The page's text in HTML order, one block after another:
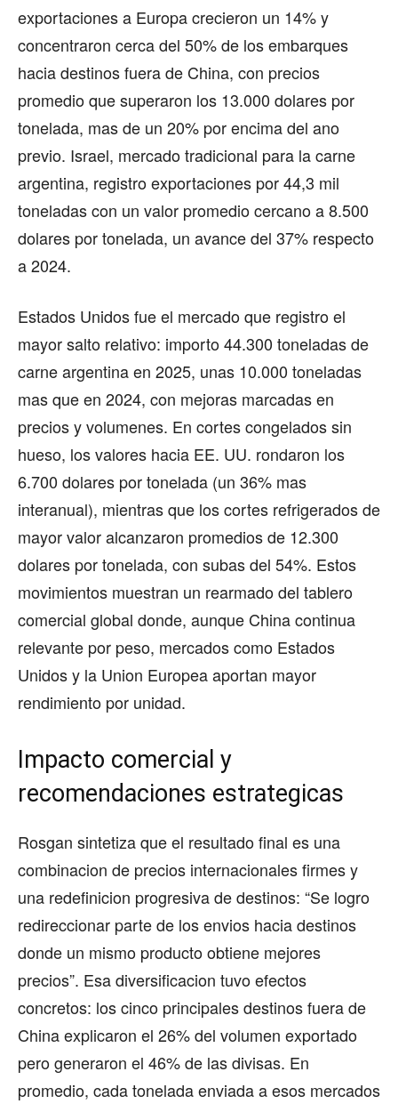
exportaciones a Europa crecieron un 14% y
concentraron cerca del 50% de los embarques
hacia destinos fuera de China, con precios
promedio que superaron los 13.000 dolares por
tonelada, mas de un 20% por encima del ano
previo. Israel, mercado tradicional para la carne
argentina, registro exportaciones por 44,3 mil
toneladas con un valor promedio cercano a 8.500
dolares por tonelada, un avance del 37% respecto
a 2024.
Estados Unidos fue el mercado que registro el
mayor salto relativo: importo 44.300 toneladas de
carne argentina en 2025, unas 10.000 toneladas
mas que en 2024, con mejoras marcadas en
precios y volumenes. En cortes congelados sin
hueso, los valores hacia EE. UU. rondaron los
6.700 dolares por tonelada (un 36% mas
interanual), mientras que los cortes refrigerados de
mayor valor alcanzaron promedios de 12.300
dolares por tonelada, con subas del 54%. Estos
movimientos muestran un rearmado del tablero
comercial global donde, aunque China continua
relevante por peso, mercados como Estados
Unidos y la Union Europea aportan mayor
rendimiento por unidad.
Impacto comercial y
recomendaciones estrategicas
Rosgan sintetiza que el resultado final es una
combinacion de precios internacionales firmes y
una redefinicion progresiva de destinos: “Se logro
redireccionar parte de los envios hacia destinos
donde un mismo producto obtiene mejores
precios”. Esa diversificacion tuvo efectos
concretos: los cinco principales destinos fuera de
China explicaron el 26% del volumen exportado
pero generaron el 46% de las divisas. En
promedio, cada tonelada enviada a esos mercados